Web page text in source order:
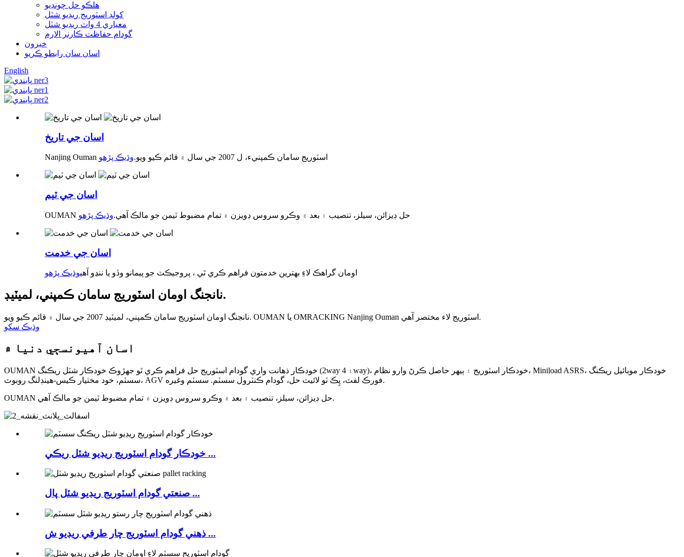
هلڪو حل چونڊيو
کولڊ اسٽوريج ريڊيو شٽل
معياري 4 واٽ ريڊيو شٽل
گودام حفاظت ڪارنر الارم
خبرون
اسان سان رابطو ڪريو
English
اسان جي تاريخ
Nanjing Ouman اسٽوريج سامان ڪمپنيء، ل 2007 جي سال ۾ قائم ڪيو ويو. وڌيڪ پڙهو
اسان جي ٽيم
OUMAN حل ڊيزائن، سيلز، تنصيب ۽ بعد ۾ وڪرو سروس ڊويزن ۾ تمام مضبوط ٽيمن جو مالڪ آهي.وڌيڪ پڙهو
اسان جي خدمت
اومان گراهڪ لاءِ بهترين خدمتون فراهم ڪري ٿي ، پروجيڪٽ جو پيمانو وڏو يا ننڍو آهيوڌيڪ پڙهو
نانجنگ اومان اسٽوريج سامان ڪمپني، لميٽيڊ.
نانجنگ اومان اسٽوريج سامان ڪمپني، لميٽيڊ 2007 جي سال ۾ قائم ڪيو ويو. OUMAN يا OMRACKING Nanjing Ouman اسٽوريج لاء مختصر آهي.
وڌيڪ سکو
اسان آهيونسڄي دنيا ۾
OUMAN خودڪار ذهانت واري گودام اسٽوريج حل فراهم ڪري ٿو جهڙوڪ خودڪار شٽل ريڪنگ (2way ۽ 4way)، خودڪار اسٽوريج ۽ ٻيهر حاصل ڪرڻ وارو نظام، Miniload ASRS، خودڪار موبائيل ريڪنگ
سسٽم، خود مختيار ڪيس-هينڊلنگ روبوٽ، AGV فورڪ لفٽ، پِڪ ٽو لائيٽ حل، گودام ڪنٽرول سسٽم. سسٽم وغيره.
OUMAN حل ڊيزائن، سيلز، تنصيب ۽ بعد ۾ وڪرو سروس ڊويزن ۾ تمام مضبوط ٽيمن جو مالڪ آهي.
خودڪار گودام اسٽوريج ريڊيو شٽل ريڪي ...
صنعتي گودام اسٽوريج ريڊيو شٽل پال ...
ذھني گودام اسٽوريج چار طرفي ريڊيو ش ...